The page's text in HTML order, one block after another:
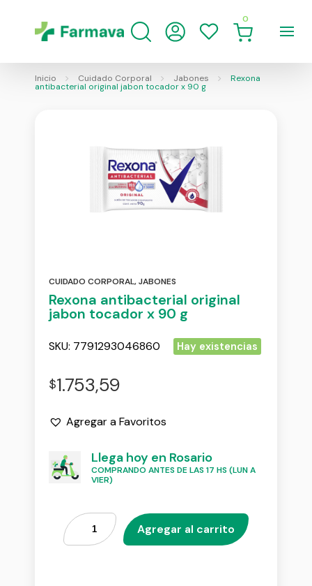
0
Inicio Cuidado Corporal Jabones Rexona
antibacterial original jabon tocador x 90 g
CUIDADO CORPORAL,JABONES
Rexona antibacterial original
jabon tocador x 90 g
SKU: 7791293046860 Hay existencias
$1.753,59
Agregar a Favoritos
Llega hoy en Rosario
COMPRANDO ANTES DE LAS 17 HS (LUN A
VIER)
Agregar al carrito